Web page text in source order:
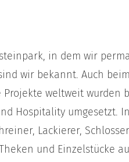
in dem wir
wir bekannt. Auch beim
weltweit wurden
Hospitality umgesetzt. In
Lackierer,
und Einzelstücke